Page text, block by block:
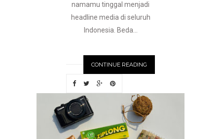
namamu tinggal menjadi
headline media di seluruh
Indonesia. Beda...
CONTINUE READING